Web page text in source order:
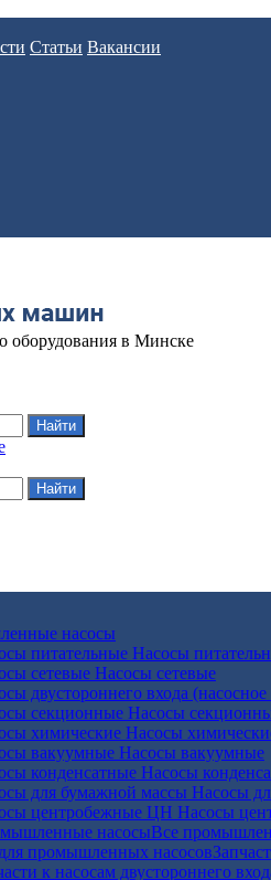
Статьи Вакансии
оборудования в Минске
насосы
Насосы
Насосы сетевые
Насосы
Насосы
Насосы вакуумные
Насосы
Насосы
Насосы
Все